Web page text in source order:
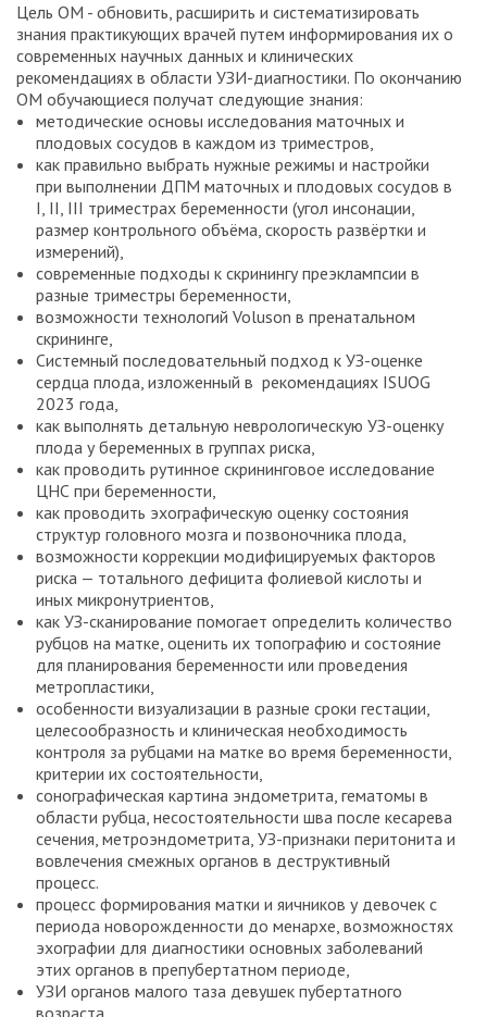
Цель ОМ - обновить, расширить и систематизировать
знания практикующих врачей путем информирования их о
современных научных данных и клинических
рекомендациях в области УЗИ-диагностики. По окончанию
ОМ обучающиеся получат следующие знания:
методические основы исследования маточных и
плодовых сосудов в каждом из триместров,
как правильно выбрать нужные режимы и настройки
при выполнении ДПМ маточных и плодовых сосудов в
I, II, III триместрах беременности (угол инсонации,
размер контрольного объёма, скорость развёртки и
измерений),
современные подходы к скринингу преэклампсии в
разные триместры беременности,
возможности технологий Voluson в пренатальном
скрининге,
Системный последовательный подход к УЗ-оценке
сердца плода, изложенный в рекомендациях ISUOG
2023 года,
как выполнять детальную неврологическую УЗ-оценку
плода у беременных в группах риска,
как проводить рутинное скрининговое исследование
ЦНС при беременности,
как проводить эхографическую оценку состояния
структур головного мозга и позвоночника плода,
возможности коррекции модифицируемых факторов
риска — тотального дефицита фолиевой кислоты и
иных микронутриентов,
как УЗ-сканирование помогает определить количество
рубцов на матке, оценить их топографию и состояние
для планирования беременности или проведения
метропластики,
особенности визуализации в разные сроки гестации,
целесообразность и клиническая необходимость
контроля за рубцами на матке во время беременности,
критерии их состоятельности,
сонографическая картина эндометрита, гематомы в
области рубца, несостоятельности шва после кесарева
сечения, метроэндометрита, УЗ-признаки перитонита и
вовлечения смежных органов в деструктивный
процесс.
процесс формирования матки и яичников у девочек с
периода новорожденности до менархе, возможностях
эхографии для диагностики основных заболеваний
этих органов в препубертатном периоде,
УЗИ органов малого таза девушек пубертатного